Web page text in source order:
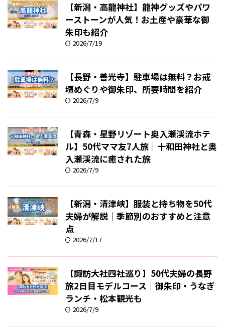
【新潟・高龍神社】龍神グッズやパワ
ーストーンが人気！お土産や豪華な御
朱印も紹介
2026/7/19
【長野・善光寺】駐車場は無料？お戒
壇めぐりや御朱印、所要時間を紹介
2026/7/9
【青森・星野リゾート奥入瀬渓流ホテ
ル】50代ママ友7人旅｜十和田神社と奥
入瀬渓流に癒された旅
2026/7/9
【新潟・清津峡】服装と持ち物を50代
夫婦が解説｜季節別のおすすめと注意
点
2026/7/17
【諏訪大社四社巡り】50代夫婦の長野
旅2日目モデルコース｜御朱印・うなぎ
ランチ・松本観光も
2026/7/9